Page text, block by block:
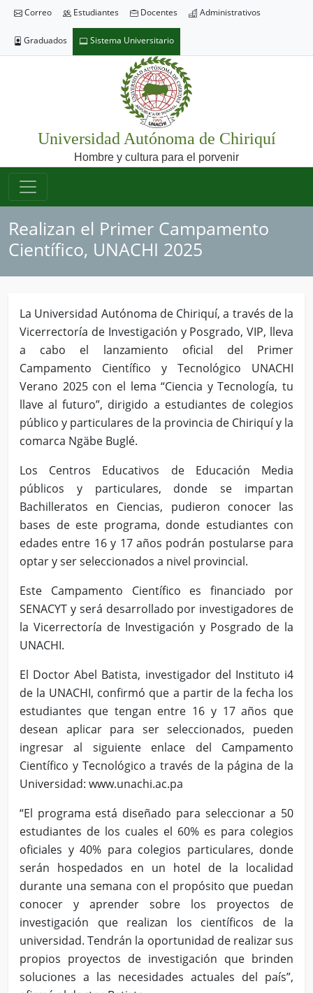
Correo Estudiantes Docentes Administrativos
Graduados Sistema Universitario
Universidad Autónoma de Chiriquí
Hombre y cultura para el porvenir
Realizan el Primer Campamento
Científico, UNACHI 2025
La Universidad Autónoma de Chiriquí, a través de la
Vicerrectoría de Investigación y Posgrado, VIP, lleva
a cabo el lanzamiento oficial del Primer
Campamento Científico y Tecnológico UNACHI
Verano 2025 con el lema “Ciencia y Tecnología, tu
llave al futuro”, dirigido a estudiantes de colegios
público y particulares de la provincia de Chiriquí y la
comarca Ngäbe Buglé.
Los Centros Educativos de Educación Media
públicos y particulares, donde se impartan
Bachilleratos en Ciencias, pudieron conocer las
bases de este programa, donde estudiantes con
edades entre 16 y 17 años podrán postularse para
optar y ser seleccionados a nivel provincial.
Este Campamento Científico es financiado por
SENACYT y será desarrollado por investigadores de
la Vicerrectoría de Investigación y Posgrado de la
UNACHI.
El Doctor Abel Batista, investigador del Instituto i4
de la UNACHI, confirmó que a partir de la fecha los
estudiantes que tengan entre 16 y 17 años que
desean aplicar para ser seleccionados, pueden
ingresar al siguiente enlace del Campamento
Científico y Tecnológico a través de la página de la
Universidad: www.unachi.ac.pa
“El programa está diseñado para seleccionar a 50
estudiantes de los cuales el 60% es para colegios
oficiales y 40% para colegios particulares, donde
serán hospedados en un hotel de la localidad
durante una semana con el propósito que puedan
conocer y aprender sobre los proyectos de
investigación que realizan los científicos de la
universidad. Tendrán la oportunidad de realizar sus
propios proyectos de investigación que brinden
soluciones a las necesidades actuales del país”,